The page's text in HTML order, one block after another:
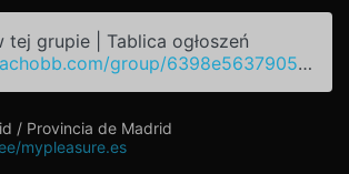
tej grupie | Tablica ogłoszeń
https://app.machobb.com/group/6398e56379055d2444378e9b
/ Provincia de Madrid
mypleasure.es